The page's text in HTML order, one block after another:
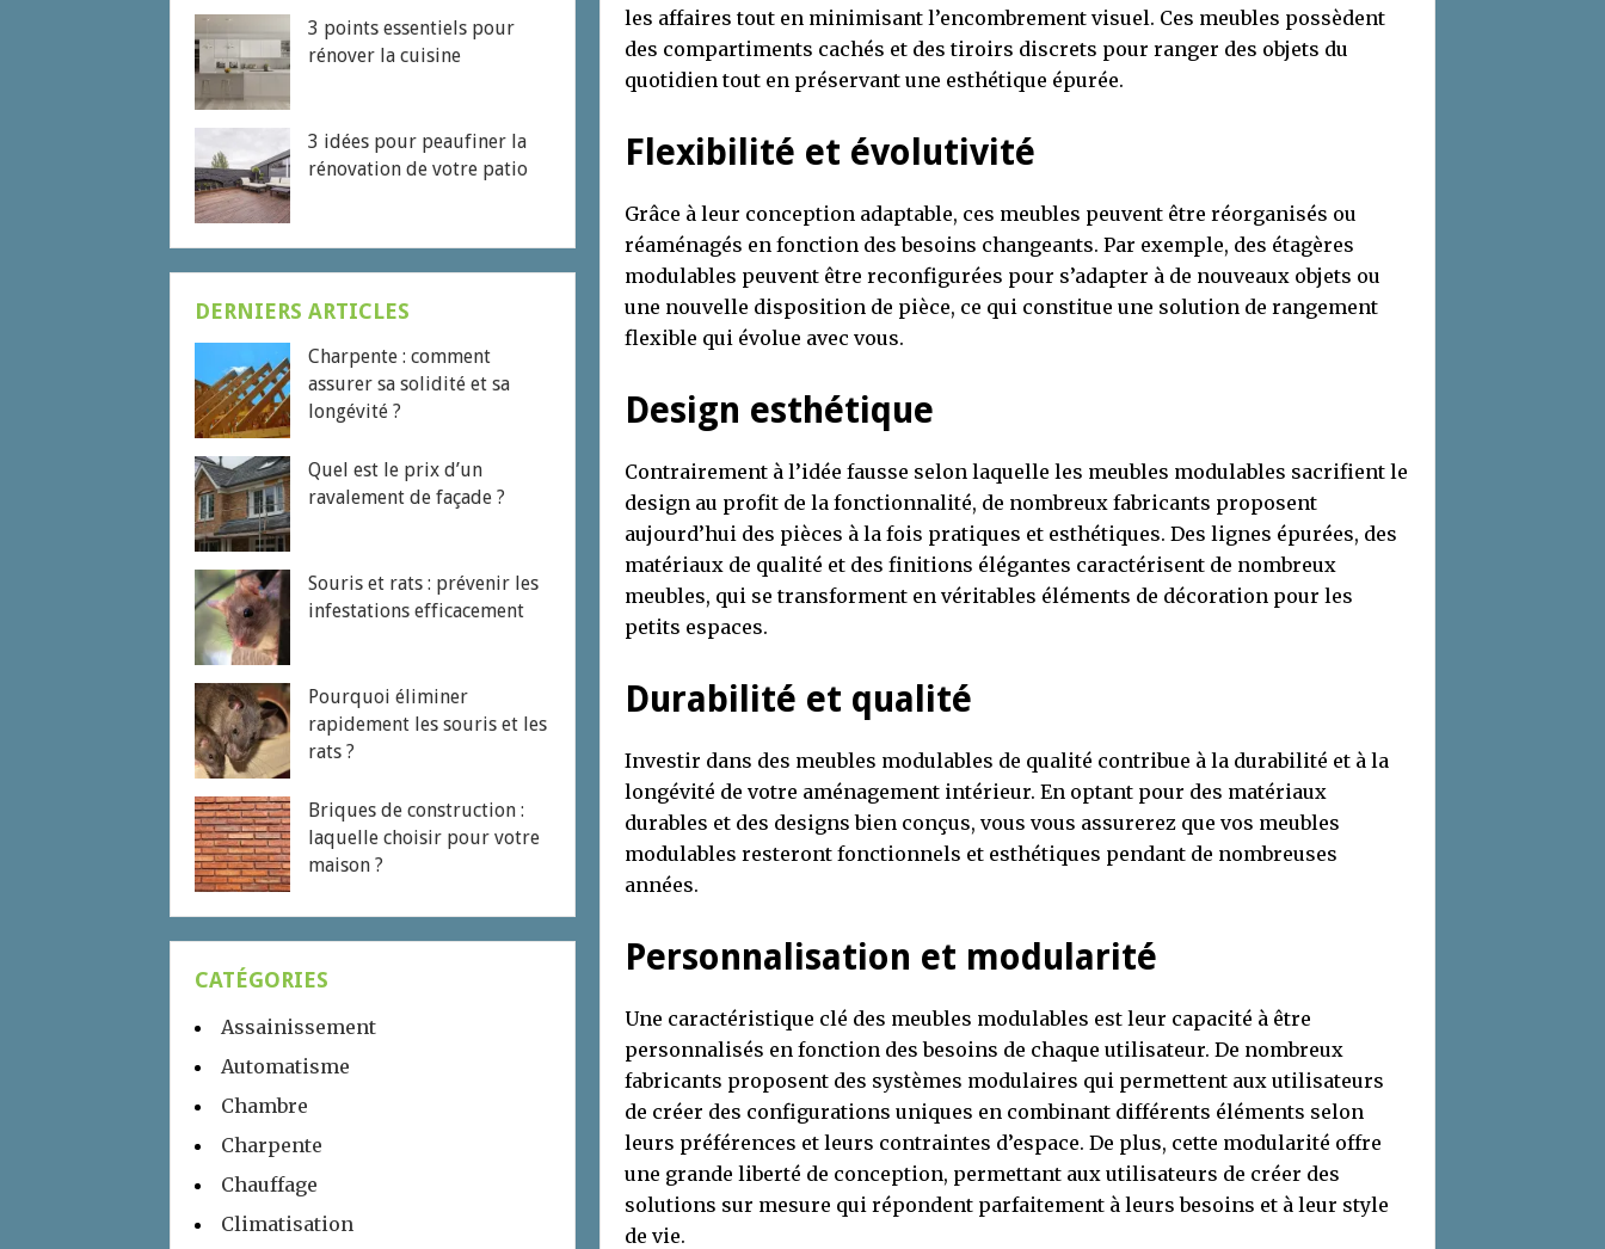
les affaires tout en minimisant l’encombrement visuel. Ces meubles possèdent
des compartiments cachés et des tiroirs discrets pour ranger des objets du
quotidien tout en préservant une esthétique épurée.
Flexibilité et évolutivité
Grâce à leur conception adaptable, ces meubles peuvent être réorganisés ou
réaménagés en fonction des besoins changeants. Par exemple, des étagères
modulables peuvent être reconfigurées pour s’adapter à de nouveaux objets ou
une nouvelle disposition de pièce, ce qui constitue une solution de rangement
flexible qui évolue avec vous.
Design esthétique
Contrairement à l’idée fausse selon laquelle les meubles modulables sacrifient le
design au profit de la fonctionnalité, de nombreux fabricants proposent
aujourd’hui des pièces à la fois pratiques et esthétiques. Des lignes épurées, des
matériaux de qualité et des finitions élégantes caractérisent de nombreux
meubles, qui se transforment en véritables éléments de décoration pour les
petits espaces.
Durabilité et qualité
Investir dans des meubles modulables de qualité contribue à la durabilité et à la
longévité de votre aménagement intérieur. En optant pour des matériaux
durables et des designs bien conçus, vous vous assurerez que vos meubles
modulables resteront fonctionnels et esthétiques pendant de nombreuses
années.
Personnalisation et modularité
Une caractéristique clé des meubles modulables est leur capacité à être
personnalisés en fonction des besoins de chaque utilisateur. De nombreux
fabricants proposent des systèmes modulaires qui permettent aux utilisateurs
de créer des configurations uniques en combinant différents éléments selon
leurs préférences et leurs contraintes d’espace. De plus, cette modularité offre
une grande liberté de conception, permettant aux utilisateurs de créer des
solutions sur mesure qui répondent parfaitement à leurs besoins et à leur style
de vie.
3 points essentiels pour
rénover la cuisine
3 idées pour peaufiner la
rénovation de votre patio
DERNIERS ARTICLES
Charpente : comment
assurer sa solidité et sa
longévité ?
Quel est le prix d’un
ravalement de façade ?
Souris et rats : prévenir les
infestations efficacement
Pourquoi éliminer
rapidement les souris et les
rats ?
Briques de construction :
laquelle choisir pour votre
maison ?
CATÉGORIES
Assainissement
Automatisme
Chambre
Charpente
Chauffage
Climatisation